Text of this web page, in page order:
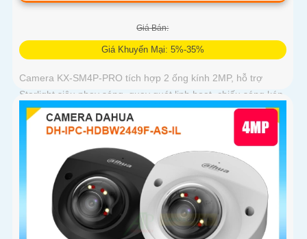
Giá Bán:
Giá Khuyến Mại: 5%-35%
Camera KX-SM4P-PRO tích hợp 2 ống kính 2MP, hỗ trợ
Starlight siêu nhạy sáng, quay quét linh hoạt, chiếu sáng kép
thông minh và LED ánh sáng ấm 30m. Công nghệ AI-ISP kết
hợp cảm biến lớn tối ưu hình ảnh ban đêm